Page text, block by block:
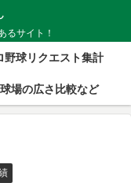
るサイト！
野球リクエスト集計
場の広さ比較など